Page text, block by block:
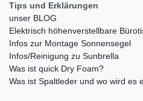
Tips und Erklärungen
unser BLOG
Elektrisch höhenverstellbare
Infos zur Montage Sonnensegel
Infos/Reinigung zu Sunbrella
Was ist quick Dry Foam?
Was ist Spaltleder und wo wird es